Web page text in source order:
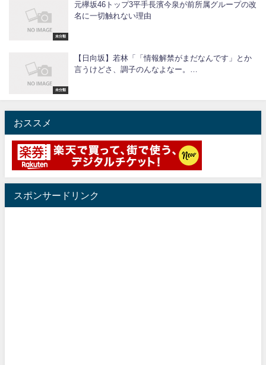
未分類
元欅坂46トップ3平手長濱今泉が前所属グループの改
名に一切触れない理由
未分類
【日向坂】若林「「情報解禁がまだなんです」とか
言うけどさ、調子のんなよなー。…
おススメ
スポンサードリンク